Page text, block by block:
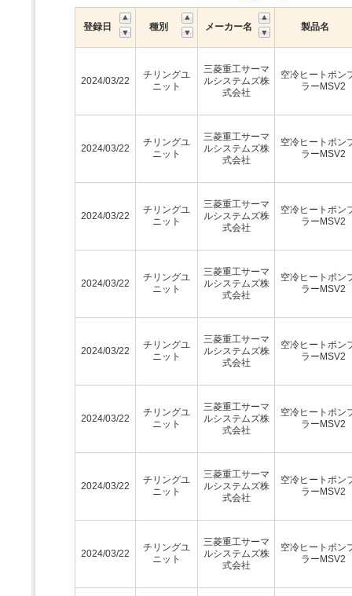
登録日 種別 メーカー名 製品名
2024/03/22
チリングユ
ニット
三菱重工サーマ
ルシステムズ株
式会社
空冷ヒートポン
ラーMSV2
2024/03/22
チリングユ
ニット
三菱重工サーマ
ルシステムズ株
式会社
空冷ヒートポン
ラーMSV2
2024/03/22
チリングユ
ニット
三菱重工サーマ
ルシステムズ株
式会社
空冷ヒートポン
ラーMSV2
2024/03/22
チリングユ
ニット
三菱重工サーマ
ルシステムズ株
式会社
空冷ヒートポン
ラーMSV2
2024/03/22
チリングユ
ニット
三菱重工サーマ
ルシステムズ株
式会社
空冷ヒートポン
ラーMSV2
2024/03/22
チリングユ
ニット
三菱重工サーマ
ルシステムズ株
式会社
空冷ヒートポン
ラーMSV2
2024/03/22
チリングユ
ニット
三菱重工サーマ
ルシステムズ株
式会社
空冷ヒートポン
ラーMSV2
2024/03/22
チリングユ
ニット
三菱重工サーマ
ルシステムズ株
式会社
空冷ヒートポン
ラーMSV2